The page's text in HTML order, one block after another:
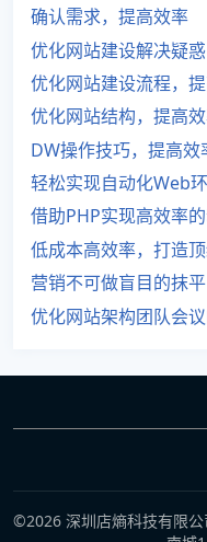
确认需求，提高效率
优化网站建设解决疑
优化网站建设流程，提
优化网站结构，提高效
DW操作技巧，提高效
轻松实现自动化Web
借助PHP实现高效率
低成本高效率，打造顶
优化网站架构团队会
©2026 深圳店熵科技有限